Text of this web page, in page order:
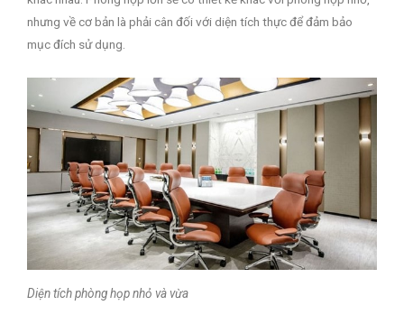
nhưng về cơ bản là phải cân đối với diện tích thực để đảm bảo
mục đích sử dụng.
Diện tích phòng họp nhỏ và vừa